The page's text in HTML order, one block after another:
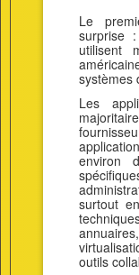
Le
surprise
utilisent
systèmes
Les
environ
surtout
outils